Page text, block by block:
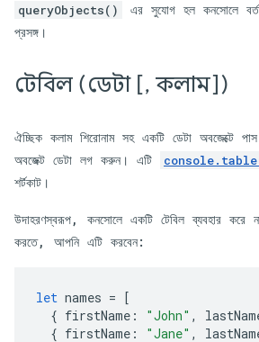
queryObjects()
এর সুযোগ হল কনসোলে
প্রসঙ্গ।
টেবিল (ডেটা [, কলাম])
ঐচ্ছিক কলাম শিরোনাম সহ একটি ডেটা অবজেক্টে পাস
অবজেক্ট ডেটা লগ করুন। এটি
শর্টকাট।
উদাহরণস্বরূপ, কনসোলে একটি টেবিল ব্যবহার করে
করতে, আপনি এটি করবেন:
let names =
[
{ firstName : "John" ,
{ firstName : "Jane" ,